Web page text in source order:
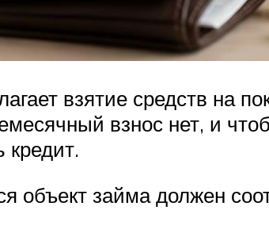
взятие средств на
взнос нет, и
объект займа должен